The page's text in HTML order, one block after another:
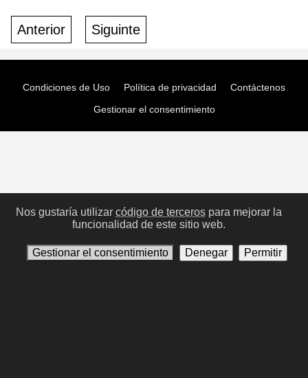
Anterior Siguinte
Condiciones de Uso Política de privacidad
Contáctenos
Gestionar el consentimiento
Nos gustaría utilizar código de tercerospara mejorar la
funcionalidad de este sitio web.
Gestionar el consentimiento Denegar Permitir